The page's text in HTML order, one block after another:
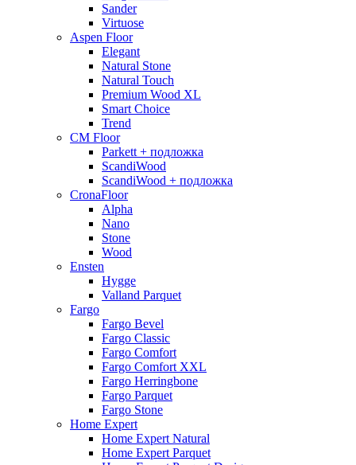
Sander
Virtuose
Aspen Floor
Elegant
Natural Stone
Natural Touch
Premium Wood XL
Smart Choice
Trend
CM Floor
Parkett + подложка
ScandiWood
ScandiWood + подложка
CronaFloor
Alpha
Nano
Stone
Wood
Ensten
Hygge
Valland Parquet
Fargo
Fargo Bevel
Fargo Classic
Fargo Comfort
Fargo Comfort XXL
Fargo Herringbone
Fargo Parquet
Fargo Stone
Home Expert
Home Expert Natural
Home Expert Parquet